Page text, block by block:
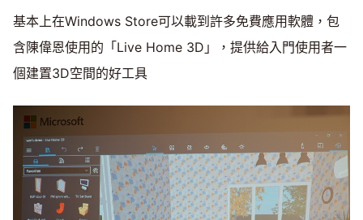
基本上在Windows Store可以載到許多免費應用軟體，包
含陳偉恩使用的「Live Home 3D」，提供給入門使用者一
個建置3D空間的好工具